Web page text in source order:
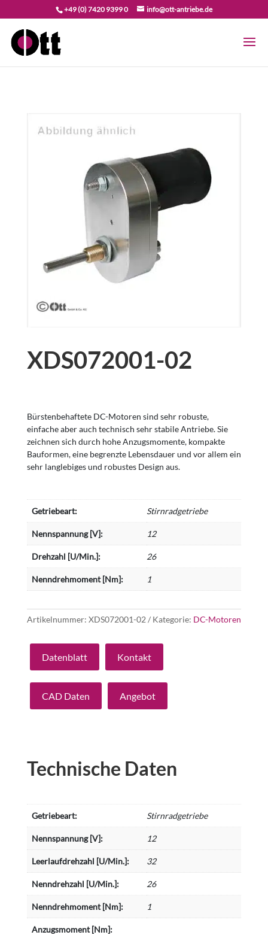
+49 (0) 7420 9399 0 info@ott-antriebe.de
XDS072001-02
Bürstenbehaftete DC-Motoren sind sehr robuste,
einfache aber auch technisch sehr stabile Antriebe. Sie
zeichnen sich durch hohe Anzugsmomente, kompakte
Bauformen, eine begrenzte Lebensdauer und vor allem ein
sehr langlebiges und robustes Design aus.
Getriebeart: Stirnradgetriebe
Nennspannung [V]: 12
Drehzahl [U/Min.]: 26
Nenndrehmoment [Nm]: 1
Artikelnummer: XDS072001-02 Kategorie: DC-Motoren
Datenblatt Kontakt
CAD Daten Angebot
Technische Daten
Getriebeart: Stirnradgetriebe
Nennspannung [V]: 12
Leerlaufdrehzahl [U/Min.]: 32
Nenndrehzahl [U/Min.]: 26
Nenndrehmoment [Nm]: 1
Anzugsmoment [Nm]: